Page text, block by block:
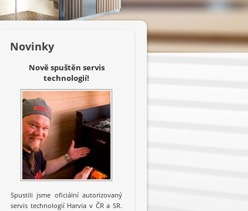
Novinky
Nově spuštěn servis
technologií!
Spustili jsme oficiální autorizovaný
servis technologií Harvia v ČR a SR.